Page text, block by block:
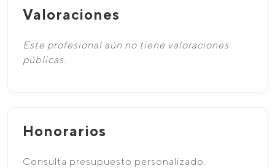
Valoraciones
Este profesional aún no tiene valoraciones
públicas.
Honorarios
Consulta presupuesto personalizado.